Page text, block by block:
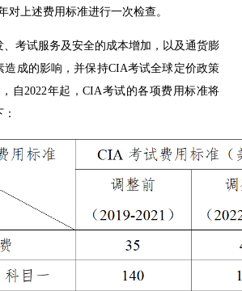
对上述费用标准进行一次检查。
、考试服务及安全的成本增加，以及通货膨
造成的影响，并保持CIA考试全球定价政策
自2022年起，CIA考试的各项费用标准将